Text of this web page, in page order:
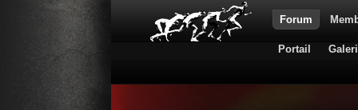
Forum
Portail